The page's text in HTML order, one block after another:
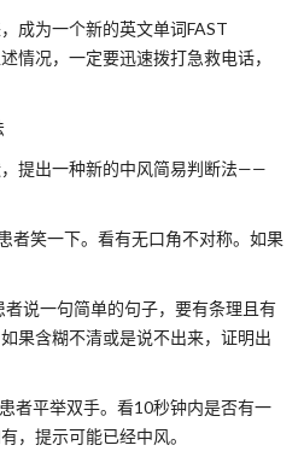
成为一个新的英文单词FAST
情况，一定要迅速拨打急救电话，
提出一种新的中风简易判断法——
者笑一下。看有无口角不对称。如果
者说一句简单的句子，要有条理且有
果含糊不清或是说不出来，证明出
者平举双手。看10秒钟内是否有一
，提示可能已经中风。